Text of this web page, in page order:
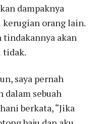
dampaknya
orang lain.
tindakannya akan
tidak.
saya pernah
dalam sebuah
berkata, “Jika